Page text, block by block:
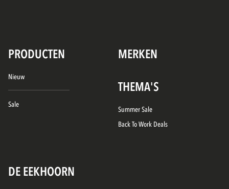
PRODUCTEN MERKEN
Nieuw
Sale
THEMA'S
Summer Sale
Back To Work Deals
DE EEKHOORN